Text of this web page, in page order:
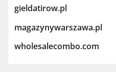
gieldatirow.pl
magazynywarszawa.pl
wholesalecombo.com